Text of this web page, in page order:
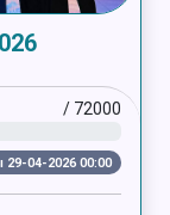
/ 72000
29-04-2026 00:00